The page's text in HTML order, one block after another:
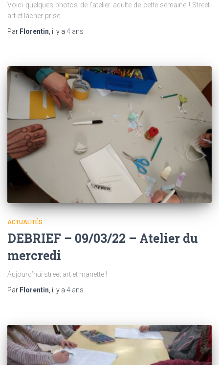
Voici quelques photos de l’atelier adulte de cette semaine ! Street-
art et lâcher-prise
Par Florentin , il y a 4 ans
ACTUALITÉS
DEBRIEF – 09/03/22 – Atelier du
mercredi
Aujourd’hui street art et manette !
Par Florentin , il y a 4 ans